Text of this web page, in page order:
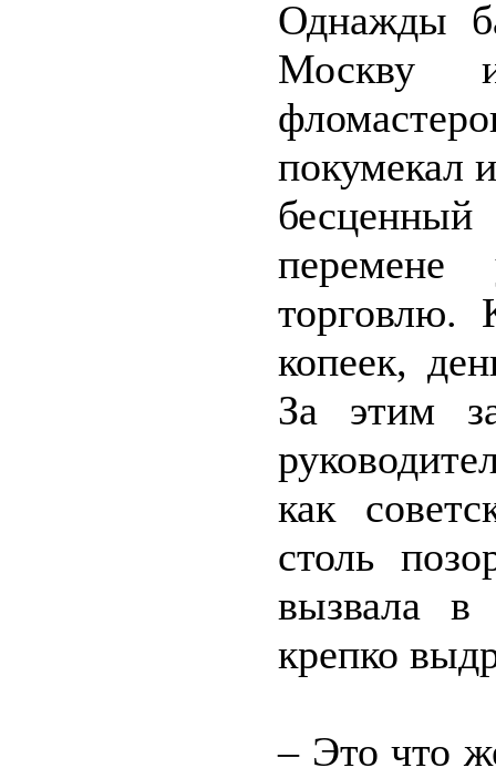
Однажды
Москву
покумекал
перемене
торговлю.
копеек,
За этим
как
столь
вызвала в
крепко
– Это что